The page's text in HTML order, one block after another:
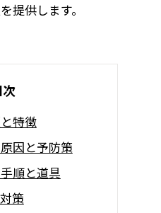
提供します。
次
特徴
因と予防策
順と道具
策